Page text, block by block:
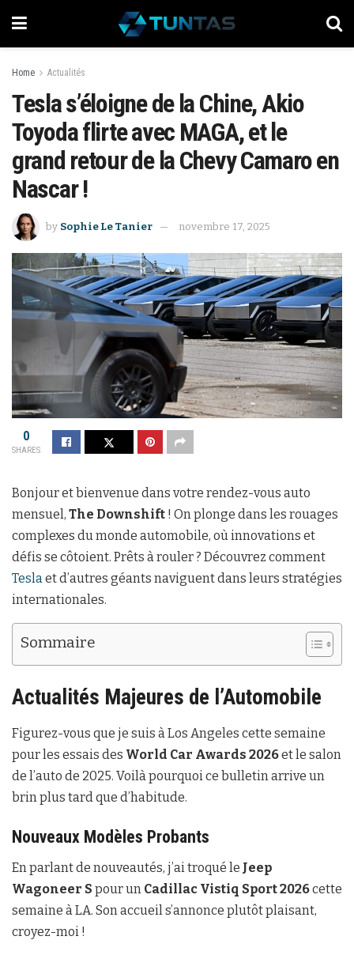
Home Actualités
Tesla s’éloigne de la Chine, Akio
Toyoda flirte avec MAGA, et le
grand retour de la Chevy Camaro en
Nascar !
by Sophie Le Tanier novembre 17, 2025
0
SHARES
Bonjour et bienvenue dans votre rendez-vous auto
mensuel, The Downshift ! On plonge dans les rouages
complexes du monde automobile, où innovations et
défis se côtoient. Prêts à rouler ? Découvrez comment
Tesla et d’autres géants naviguent dans leurs stratégies
internationales.
Sommaire
Actualités Majeures de l’Automobile
Figurez-vous que je suis à Los Angeles cette semaine
pour les essais des World Car Awards 2026et le salon
de l’auto de 2025. Voilà pourquoi ce bulletin arrive un
brin plus tard que d’habitude.
Nouveaux Modèles Probants
En parlant de nouveautés, j’ai troqué le Jeep
Wagoneer S pour un Cadillac Vistiq Sport 2026cette
semaine à LA. Son accueil s’annonce plutôt plaisant,
croyez-moi !